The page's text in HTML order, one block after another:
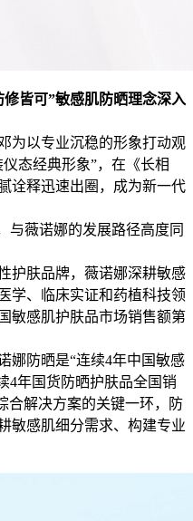
修皆可”敏感肌防晒理念深入
为以专业沉稳的形象打动观
态经典形象”，在《长相
诠释迅速出圈，成为新一代
与薇诺娜的发展路径高度同
护肤品牌，薇诺娜深耕敏感
学、临床实证和药植科技领
敏感肌护肤品市场销售额第
娜防晒是“连续4年中国敏感
4年国货防晒护肤品全国销
合解决方案的关键一环，防
敏感肌细分需求、构建专业